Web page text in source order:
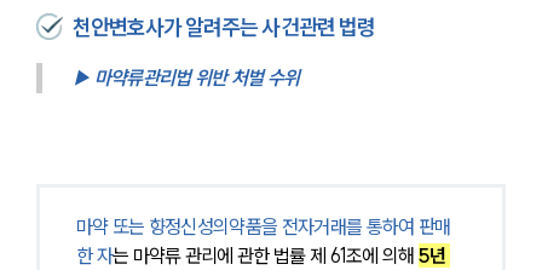
천안변호사가 알려주는 사건관련 법령
▶ 마약류관리법 위반 처벌 수위
마약 또는 향정신성의약품을 전자거래를 통하여 판매
한 자는 마약류 관리에 관한 법률 제 61조에 의해 5년